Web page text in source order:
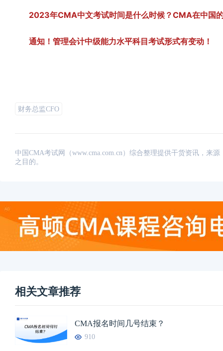
2023年CMA中文考试时间是什么时候？CMA在中国
通知！管理会计中级能力水平科目考试形式有变动！
财务总监CFO
中国CMA考试网（www.cma.com.cn）综合整理提供干货资讯，来
之目的。
相关文章推荐
CMA报名时间几号结束？
910